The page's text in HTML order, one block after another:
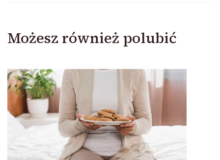
Możesz również polubić